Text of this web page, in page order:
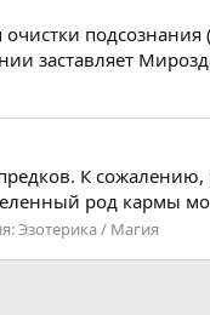
заставляет
К сожалению,
род кармы
Эзотерика / Магия